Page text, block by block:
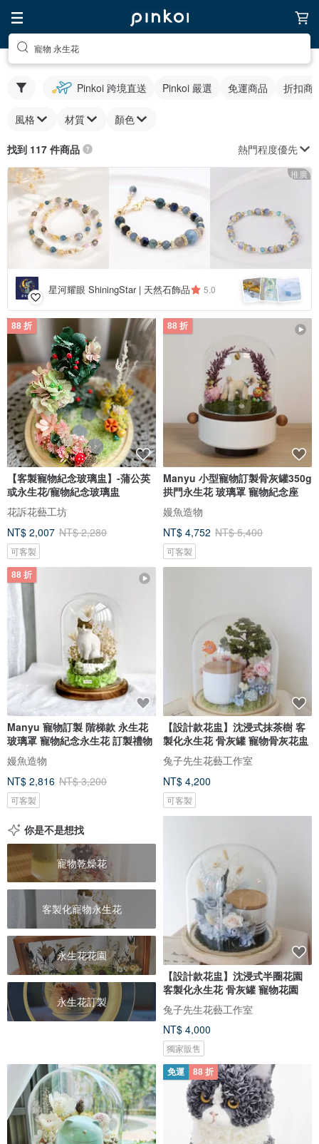
寵物 永生花
Pinkoi 跨境直送 Pinkoi 嚴選 免運商品 折扣商
風格 材質 顏色
找到 117 件商品 熱門程度優先
推廣
星河耀眼 ShiningStar | 天然石飾品 5.0
88 折
【客製寵物紀念玻璃盅】-蒲公英
或永生花/寵物紀念玻璃盅
花訴花藝工坊
NT$ 2,007 NT$ 2,280
可客製
88 折
Manyu 小型寵物訂製骨灰罐350g
拱門永生花 玻璃罩 寵物紀念座
嫚魚造物
NT$ 4,752 NT$ 5,400
可客製
88 折
Manyu 寵物訂製 階梯款 永生花
玻璃罩 寵物紀念永生花 訂製禮物
嫚魚造物
NT$ 2,816 NT$ 3,200
可客製
【設計款花盅】沈浸式抹茶樹 客
製化永生花 骨灰罐 寵物骨灰花盅
兔子先生花藝工作室
NT$ 4,200
可客製
你是不是想找
寵物乾燥花
客製化寵物永生花
永生花花園
永生花訂製
【設計款花盅】沈浸式半圈花園
客製化永生花 骨灰罐 寵物花園
兔子先生花藝工作室
NT$ 4,000
獨家販售
免運 88 折